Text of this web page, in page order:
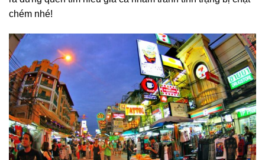
chém nhé!